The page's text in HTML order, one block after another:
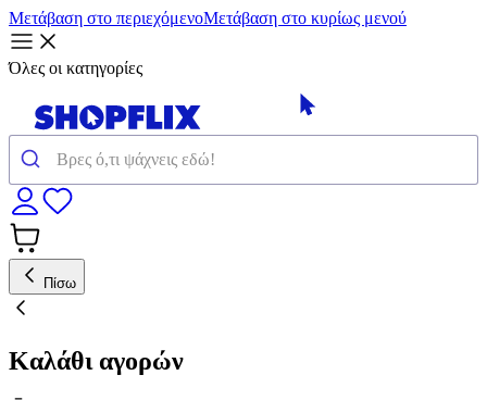
Μετάβαση στο περιεχόμενοΜετάβαση στο κυρίως μενού
Όλες οι κατηγορίες
Πίσω
Καλάθι αγορών